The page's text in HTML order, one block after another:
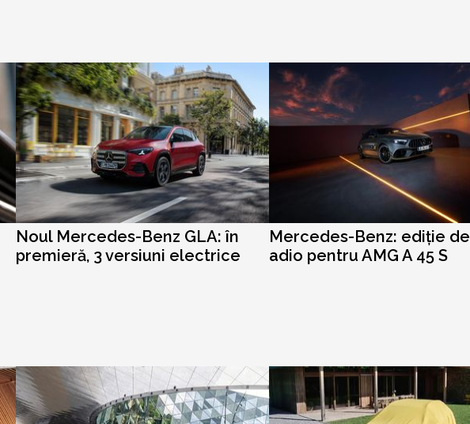
Noul Mercedes-Benz GLA: în
premieră, 3 versiuni electrice
Mercedes-Benz: ediție de
adio pentru AMG A 45 S